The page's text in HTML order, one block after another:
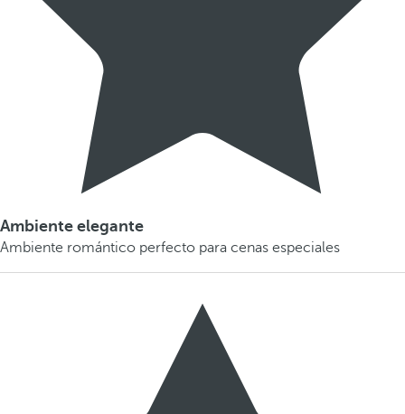
Ambiente elegante
Ambiente romántico perfecto para cenas especiales